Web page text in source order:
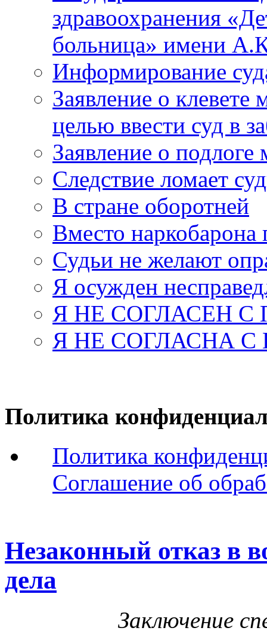
здравоохранения
больница» имени
Информирование
Заявление о клевете
целью ввести суд в
Заявление о
Следствие ломает
В стране оборотней
Вместо
Судьи не желают
Я осужден
Я НЕ СОГЛАСЕН
Я НЕ СОГЛАСНА
Политика
Политика
Соглашение об
Незаконный отказ в
дела
Заключение